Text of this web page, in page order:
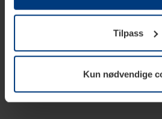
trenger vi din tillatelse. Du kan når
tilbakekalle ditt samtykke i
informasjonskapselen på siden
Tilpass
Kun nødvendige